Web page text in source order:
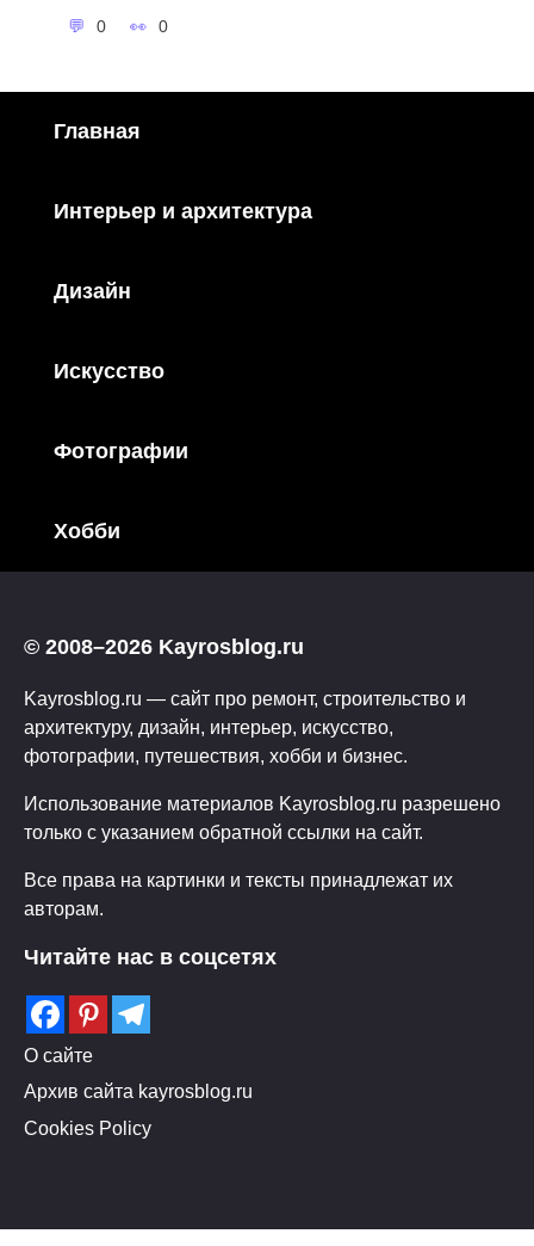
0 0
Главная
Интерьер и архитектура
Дизайн
Искусство
Фотографии
Хобби
© 2008–2026 Kayrosblog.ru
Kayrosblog.ru — сайт про ремонт, строительство и
архитектуру, дизайн, интерьер, искусство,
фотографии, путешествия, хобби и бизнес.
Использование материалов Kayrosblog.ru разрешено
только с указанием обратной ссылки на сайт.
Все права на картинки и тексты принадлежат их
авторам.
Читайте нас в соцсетях
О сайте
Архив сайта kayrosblog.ru
Cookies Policy